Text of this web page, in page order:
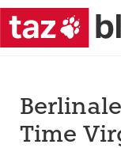
Time